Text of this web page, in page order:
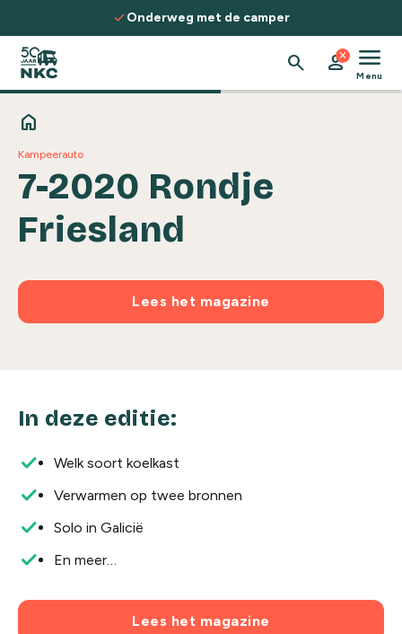
Spring naar de inhoud
checkOnderweg met de camper
search person
close menu
Menu
home
Kampeerauto
7-2020 Rondje
Friesland
Lees het magazine
In deze editie:
Welk soort koelkast
Verwarmen op twee bronnen
Solo in Galicië
En meer…
Lees het magazine